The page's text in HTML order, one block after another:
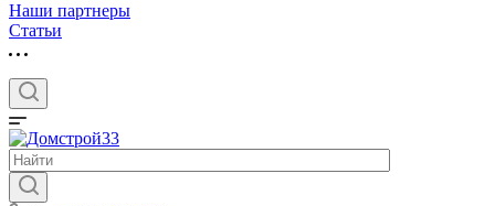
Наши партнеры
Статьи